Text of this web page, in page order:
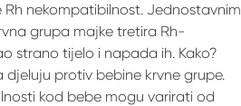
nekompatibilnost. Jednostavnim
grupa majke tretira Rh-
strano tijelo i napada ih. Kako?
protiv bebine krvne grupe.
kod bebe mogu varirati od